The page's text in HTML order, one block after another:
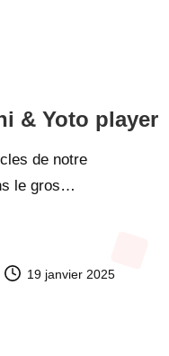
& Yoto player
de notre
le gros…
19 janvier 2025